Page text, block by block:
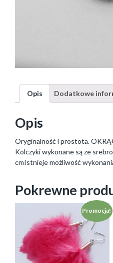
Opis Dodatkowe
Opis
Oryginalność i prostota.
Kolczyki wykonane są ze
cmIstnieje możliwość
Pokrewne
Promocja!